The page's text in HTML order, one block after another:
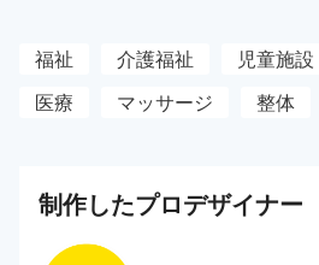
福祉 介護福祉 児童施設
医療
マッサージ 整体
制作したプロデザイナー